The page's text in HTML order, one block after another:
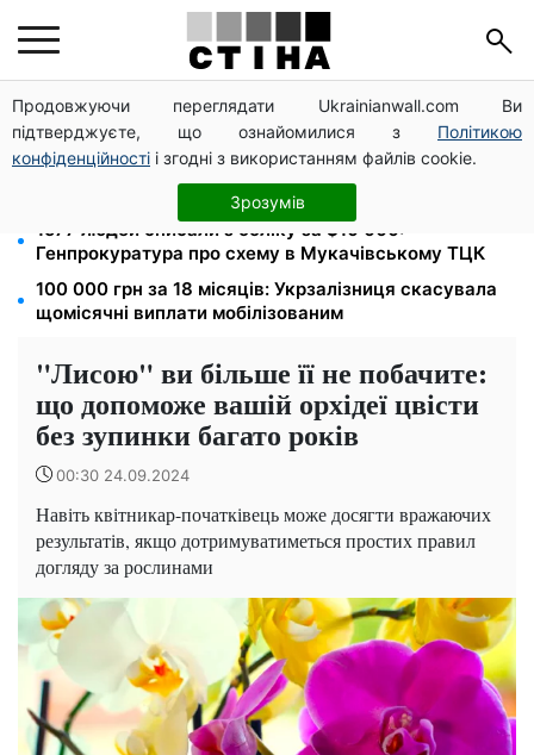
Продовжуючи переглядати Ukrainianwall.com Ви
підтверджуєте, що ознайомилися з Політикою
конфіденційності і згодні з використанням файлів cookie.
Зрозумів
172 940 грн захистять житло від арешту за
комуналку: з жовтня поріг — 432 тисячі
8 451 грн замість пакунка малюка: Пенсійний фонд
пояснив, як отримати гроші
1577 людей списали з обліку за $10 000:
Генпрокуратура про схему в Мукачівському ТЦК
100 000 грн за 18 місяців: Укрзалізниця скасувала
щомісячні виплати мобілізованим
"Лисою" ви більше її не побачите:
що допоможе вашій орхідеї цвісти
без зупинки багато років
00:30 24.09.2024
Навіть квітникар-початківець може досягти вражаючих
результатів, якщо дотримуватиметься простих правил
догляду за рослинами